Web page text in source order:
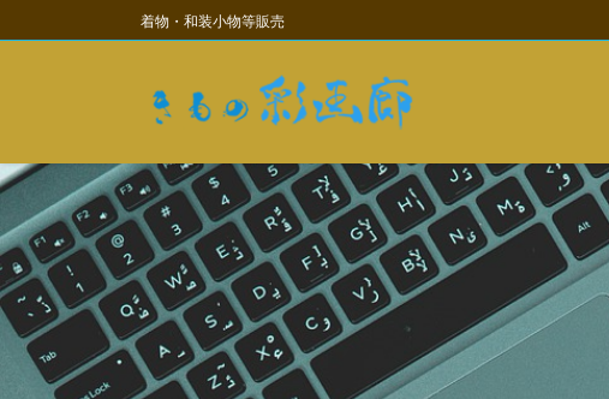
ン
に
移
ビ
ョ
ン
移
動
着物・和装小物等販売